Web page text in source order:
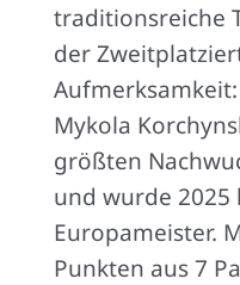
traditionsreiche
der
Mykola
größten
und wurde 2025
Europameister.
Punkten aus 7